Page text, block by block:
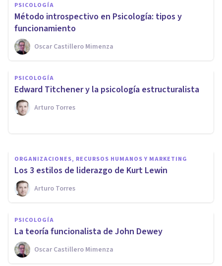
PSICOLOGÍA
Método introspectivo en Psicología: tipos y
funcionamiento
Oscar Castillero Mimenza
PSICOLOGÍA
Edward Titchener y la psicología estructuralista
Arturo Torres
PSICOLOGÍA CLÍNICA
La proyección: cuando
criticamos a los demás,
hablamos de nosotros
ORGANIZACIONES, RECURSOS HUMANOS Y MARKETING
Los 3 estilos de liderazgo de Kurt Lewin
Arturo Torres
PSICOLOGÍA
La teoría funcionalista de John Dewey
Oscar Castillero Mimenza